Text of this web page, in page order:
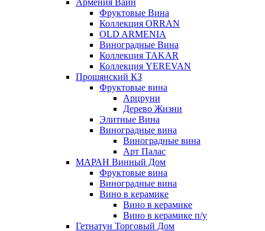
Армения Вайн
Фруктовые Вина
Коллекция ORRAN
OLD ARMENIA
Виноградные Вина
Коллекция TAKAR
Коллекция YEREVAN
Прошянский КЗ
Фруктовые вина
Арцруни
Дерево Жизни
Элитные Вина
Виноградные вина
Виноградные вина
Арт Палас
МАРАН Винный Дом
Фруктовые вина
Виноградные вина
Вино в керамике
Вино в керамике
Вино в керамике п/у
Гетнатун Торговый Дом